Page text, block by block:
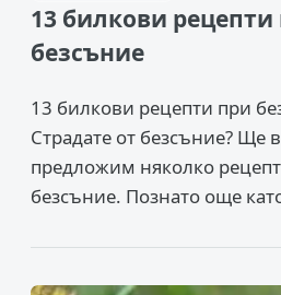
13 билкови рецепти
безсъние
13 билкови рецепти при
Страдате от безсъние? Ще
предложим няколко
безсъние. Познато още